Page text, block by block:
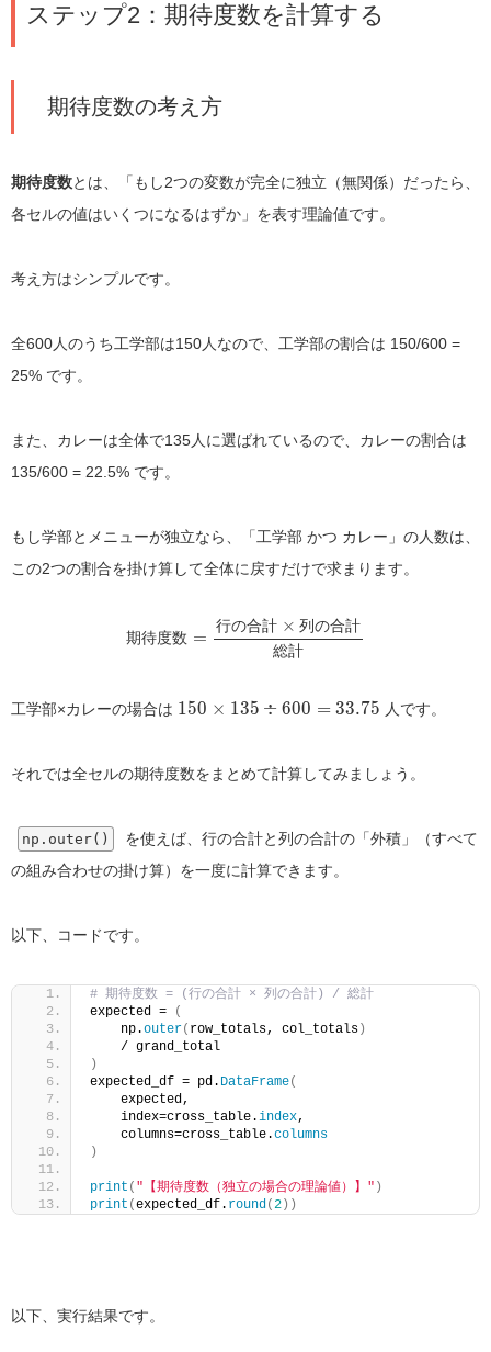
ステップ2：期待度数を計算する
期待度数の考え方
期待度数とは、「もし2つの変数が完全に独立（無関係）だったら、
各セルの値はいくつになるはずか」を表す理論値です。
考え方はシンプルです。
全600人のうち工学部は150人なので、工学部の割合は 150/600 =
25% です。
また、カレーは全体で135人に選ばれているので、カレーの割合は
135/600 = 22.5% です。
もし学部とメニューが独立なら、「工学部 かつ カレー」の人数は、
この2つの割合を掛け算して全体に戻すだけで求まります。
期 待 度 数
行の合計× 列の合計総計
工学部×カレーの場合は 150 × 135 ÷ 600 = 33.75 人です。
それでは全セルの期待度数をまとめて計算してみましょう。
np.outer()
を使えば、行の合計と列の合計の「外積」（すべて
の組み合わせの掛け算）を一度に計算できます。
以下、コードです。
# 期待度数 = (行の合計 × 列の合計) / 総計
expected =
(
    np.
outer( row_totals, col_totals)
    / grand_total
)
expected_df = pd. DataFrame(
    expected,
    index=cross_table.
index,
    columns=cross_table.
columns
)
print ( "【期待度数（独立の場合の理論値）】" )
print (expected_df. round (2))
以下、実行結果です。